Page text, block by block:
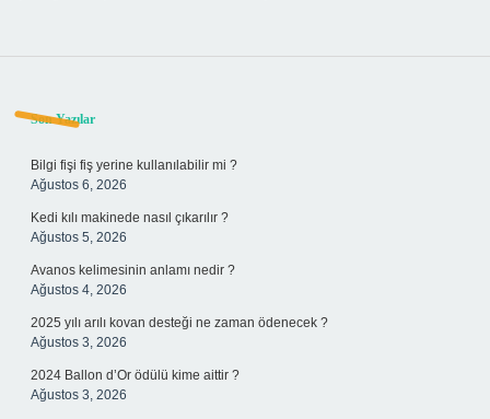
Sidebar
Son Yazılar
Bilgi fişi fiş yerine kullanılabilir mi ?
Ağustos 6, 2026
Kedi kılı makinede nasıl çıkarılır ?
Ağustos 5, 2026
Avanos kelimesinin anlamı nedir ?
Ağustos 4, 2026
2025 yılı arılı kovan desteği ne zaman ödenecek ?
Ağustos 3, 2026
2024 Ballon d’Or ödülü kime aittir ?
Ağustos 3, 2026